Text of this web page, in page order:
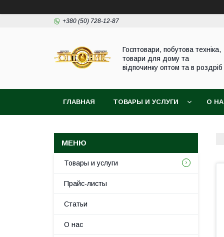
+380 (50) 728-12-87
Госптовари, побутова техніка,
товари для дому та
відпочинку оптом та в роздріб
ГЛАВНАЯ ТОВАРЫ И УСЛУГИ О
Товары и услуги
Прайс-листы
Статьи
О нас